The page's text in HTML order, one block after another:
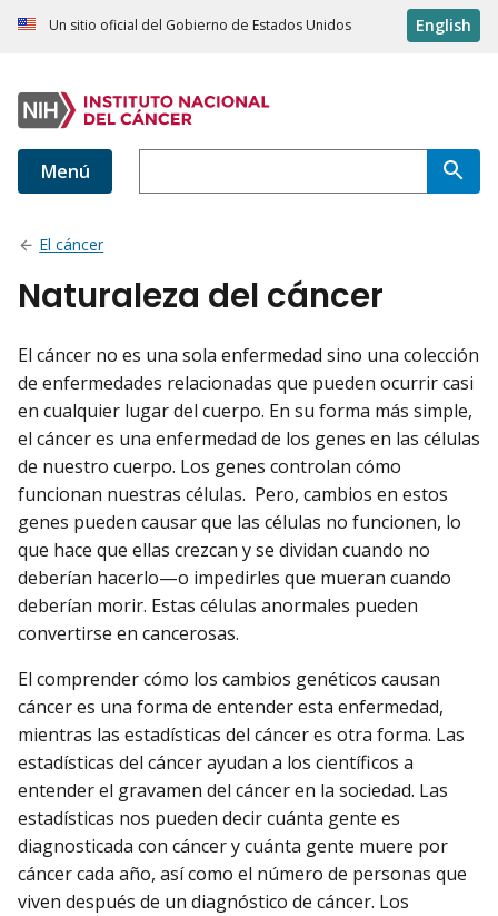
Un sitio oficial del Gobierno de Estados Unidos English
Menú
El cáncer
Naturaleza del cáncer
El cáncer no es una sola enfermedad sino una colección
de enfermedades relacionadas que pueden ocurrir casi
en cualquier lugar del cuerpo. En su forma más simple,
el cáncer es una enfermedad de los genes en las células
de nuestro cuerpo. Los genes controlan cómo
funcionan nuestras células. Pero, cambios en estos
genes pueden causar que las células no funcionen, lo
que hace que ellas crezcan y se dividan cuando no
deberían hacerlo—o impedirles que mueran cuando
deberían morir. Estas células anormales pueden
convertirse en cancerosas.
El comprender cómo los cambios genéticos causan
cáncer es una forma de entender esta enfermedad,
mientras las estadísticas del cáncer es otra forma. Las
estadísticas del cáncer ayudan a los científicos a
entender el gravamen del cáncer en la sociedad. Las
estadísticas nos pueden decir cuánta gente es
diagnosticada con cáncer y cuánta gente muere por
cáncer cada año, así como el número de personas que
viven después de un diagnóstico de cáncer. Los